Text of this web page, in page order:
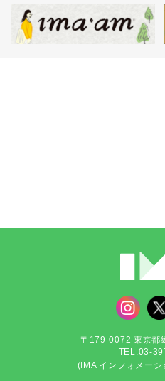
〒179-0072 東京都
TEL:03-
(IMA インフォメー